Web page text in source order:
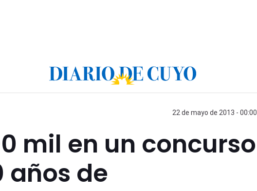
22 de mayo de 2013 - 00:00
mil en un concurso
años de